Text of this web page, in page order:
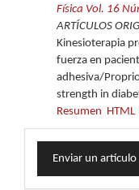
Física Vol. 16
ARTÍCULOS
Kinesioterapia
fuerza en
adhesiva/
strength in
Resumen HTML
Enviar
unEnviar un artículo